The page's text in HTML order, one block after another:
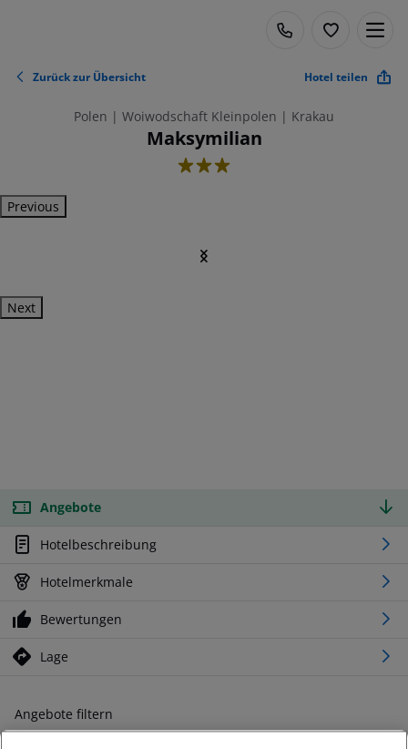
Zurück zur Übersicht Hotel teilen
Polen | Woiwodschaft Kleinpolen | Krakau
Maksymilian
3
Previous
Next
Angebote
Hotelbeschreibung
Hotelmerkmale
Bewertungen
Lage
Angebote filtern
Ändern Sie Ihre Kriterien nach Ihren Wünschen